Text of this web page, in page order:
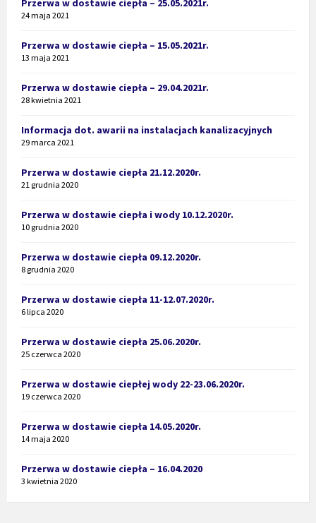
Przerwa w dostawie ciepła – 25.05.2021r.
24 maja 2021
Przerwa w dostawie ciepła – 15.05.2021r.
13 maja 2021
Przerwa w dostawie ciepła – 29.04.2021r.
28 kwietnia 2021
Informacja dot. awarii na instalacjach kanalizacyjnych
29 marca 2021
Przerwa w dostawie ciepła 21.12.2020r.
21 grudnia 2020
Przerwa w dostawie ciepła i wody 10.12.2020r.
10 grudnia 2020
Przerwa w dostawie ciepła 09.12.2020r.
8 grudnia 2020
Przerwa w dostawie ciepła 11-12.07.2020r.
6 lipca 2020
Przerwa w dostawie ciepła 25.06.2020r.
25 czerwca 2020
Przerwa w dostawie ciepłej wody 22-23.06.2020r.
19 czerwca 2020
Przerwa w dostawie ciepła 14.05.2020r.
14 maja 2020
Przerwa w dostawie ciepła – 16.04.2020
3 kwietnia 2020